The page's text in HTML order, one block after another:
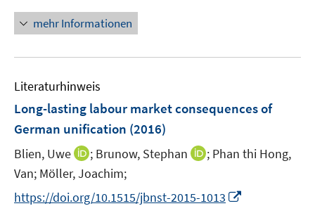
e
n
f
f
e
F
s
t
e
r
f
n
e
u
m
F
e
n
s
t
mehr Informationen
Literaturhinweis
Long-lasting labour market consequences of
German unification (2016)
Blien, Uwe
I
n
; Brunow, Stephan
I; Phan thi Hong,
Van; Möller, Joachim;
https://doi.org/10.1515/jbnst-2015-1013